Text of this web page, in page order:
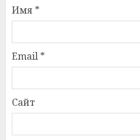
Имя *
Email *
Сайт